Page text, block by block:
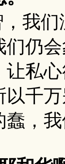
们
仍
让私
以千
，